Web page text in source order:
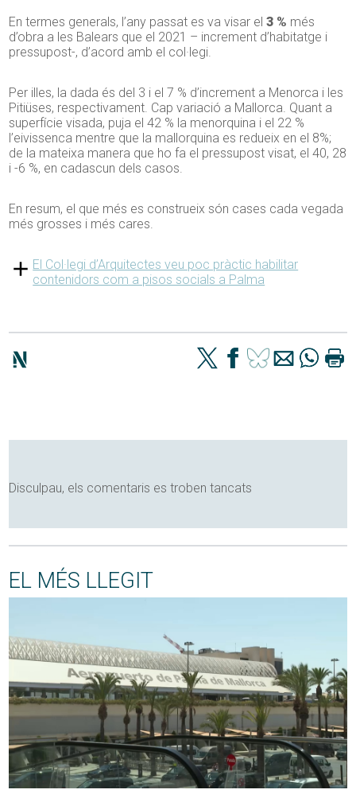
En termes generals, l’any passat es va visar el3 % més
d’obra a les Balears que el 2021 – increment d’habitatge i
pressupost-, d’acord amb el col·legi.
Per illes, la dada és del 3 i el 7 % d’increment a Menorca i les
Pitiüses, respectivament. Cap variació a Mallorca. Quant a
superfície visada, puja el 42 % la menorquina i el 22 %
l’eivissenca mentre que la mallorquina es redueix en el 8%;
de la mateixa manera que ho fa el pressupost visat, el 40, 28
i -6 %, en cadascun dels casos.
En resum, el que més es construeix són cases cada vegada
més grosses i més cares.
El Col·legi d’Arquitectes veu poc pràctic habilitar
contenidors com a pisos socials a Palma
Disculpau, els comentaris es troben tancats
EL MÉS LLEGIT